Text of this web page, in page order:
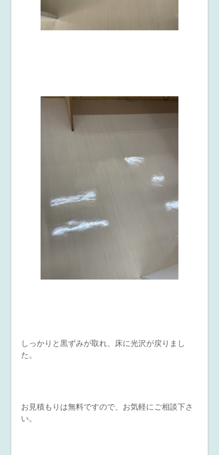
しっかりと黒ずみが取れ、床に光沢が戻りまし
た。
お見積もりは無料ですので、お気軽にご相談下さ
い。